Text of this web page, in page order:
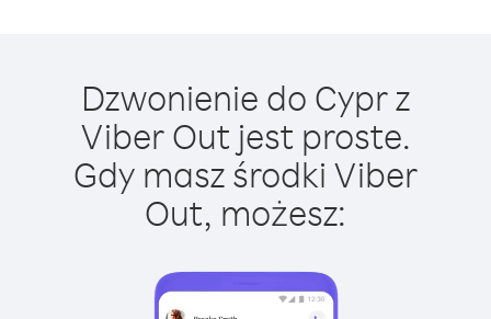
Dzwonienie do Cypr z
Viber Out jest proste.
Gdy masz środki Viber
Out, możesz: